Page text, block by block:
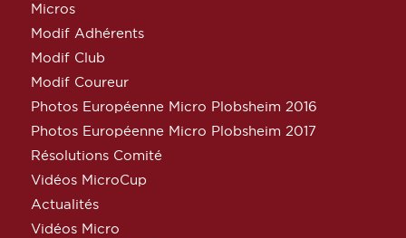
Micros
Modif Adhérents
Modif Club
Modif Coureur
Photos Européenne Micro Plobsheim 2016
Photos Européenne Micro Plobsheim 2017
Résolutions Comité
Vidéos MicroCup
Actualités
Vidéos Micro